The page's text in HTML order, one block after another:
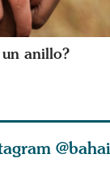
anillo?